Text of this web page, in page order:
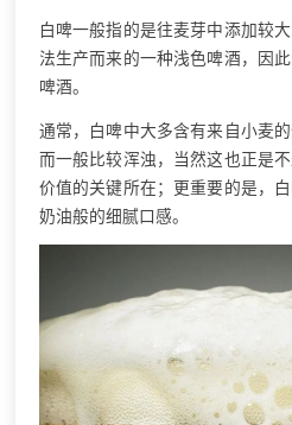
白啤一般指的是往麦芽中添加较
法生产而来的一种浅色啤酒，因
啤酒。
通常，白啤中大多含有来自小麦
而一般比较浑浊，当然这也正是
价值的关键所在；更重要的是，
奶油般的细腻口感。